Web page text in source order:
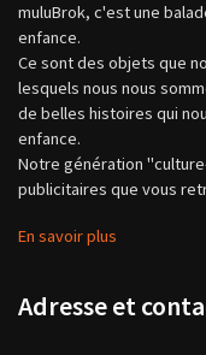
muluBrok, c'est une
enfance.
Ce sont des objets que
lesquels nous nous
de belles histoires qui
enfance.
Notre génération
publicitaires que vous
En savoir plus
Adresse et